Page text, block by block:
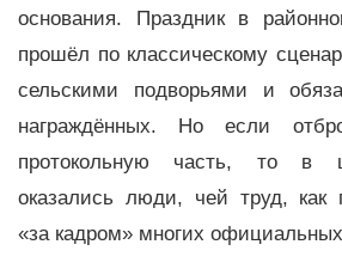
основания. Праздник в
прошёл по классическому
сельскими подворьями и
награждённых. Но если
протокольную часть, то в
оказались люди, чей труд, как
«за кадром» многих